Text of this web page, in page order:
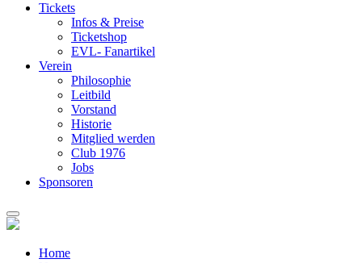
Tickets
Infos & Preise
Ticketshop
EVL- Fanartikel
Verein
Philosophie
Leitbild
Vorstand
Historie
Mitglied werden
Club 1976
Jobs
Sponsoren
Home